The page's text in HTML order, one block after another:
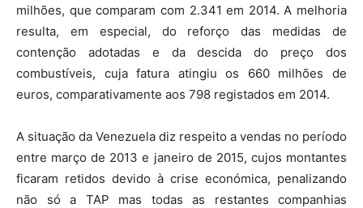
milhões, que comparam com 2.341 em 2014. A melhoria
resulta, em especial, do reforço das medidas de
contenção adotadas e da descida do preço dos
combustíveis, cuja fatura atingiu os 660 milhões de
euros, comparativamente aos 798 registados em 2014.
A situação da Venezuela diz respeito a vendas no período
entre março de 2013 e janeiro de 2015, cujos montantes
ficaram retidos devido à crise económica, penalizando
não só a TAP mas todas as restantes companhias